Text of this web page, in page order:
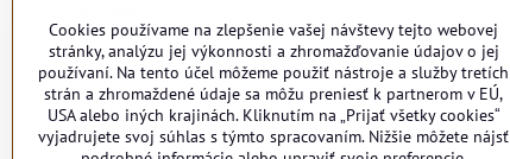
Všetky produkty
Iba skladom
Cookies používame na zlepšenie vašej návštevy tejto webovej
stránky, analýzu jej výkonnosti a zhromažďovanie údajov o jej
používaní. Na tento účel môžeme použiť nástroje a služby tretích
strán a zhromaždené údaje sa môžu preniesť k partnerom v EÚ,
USA alebo iných krajinách. Kliknutím na „Prijať všetky cookies“
vyjadrujete svoj súhlas s týmto spracovaním. Nižšie môžete nájsť